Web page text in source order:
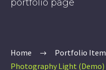
portfolio page
Home
Portfolio Item
Photography Light (Demo)